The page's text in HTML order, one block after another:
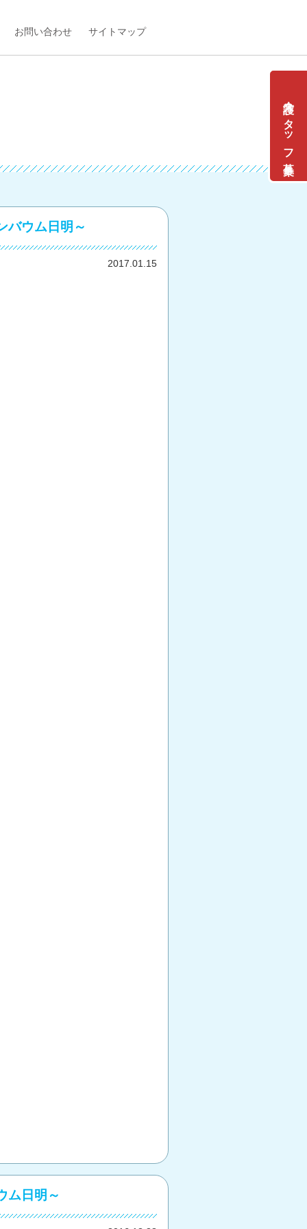
お問い合わせ サイトマップ
バウム日明～
2017.01.15
ム日明～
介護スタッフ募集